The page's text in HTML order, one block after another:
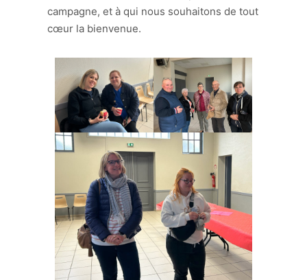
campagne, et à qui nous souhaitons de tout
cœur la bienvenue.